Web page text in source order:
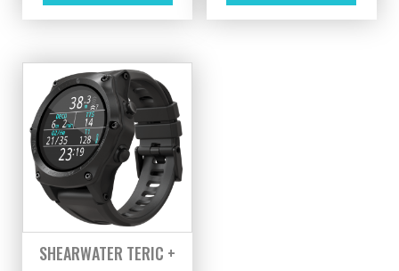
SHEARWATER TERIC +